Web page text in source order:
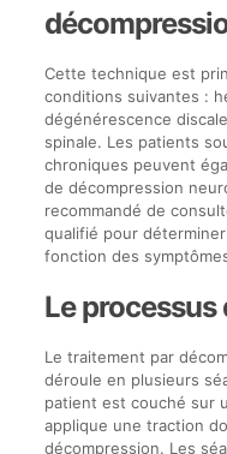
Cette technique est
conditions suivantes :
dégénérescence
spinale. Les patients
chroniques peuvent
de décompression
recommandé de
qualifié pour
fonction des
Le
Le traitement par
déroule en plusieurs
patient est couché sur
applique une traction
décompression. Les